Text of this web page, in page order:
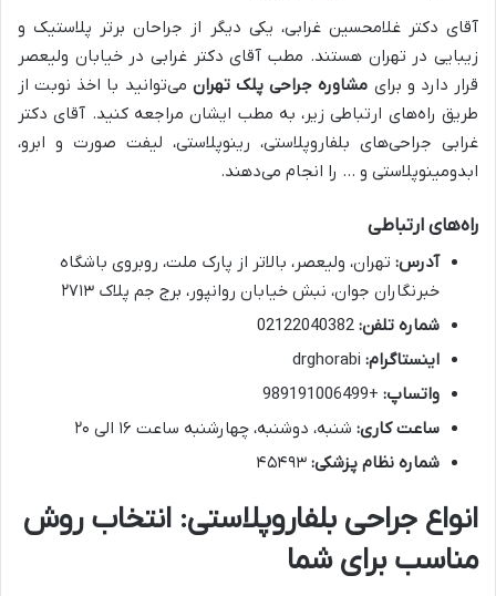
آقای دکتر غلامحسین غرابی، یکی دیگر از جراحان برتر پلاستیک و
زیبایی در تهران هستند. مطب آقای دکتر غرابی در خیابان ولیعصر
قرار دارد و برای مشاوره جراحی پلک تهران می‌توانید با اخذ نوبت از
طریق راه‌های ارتباطی زیر، به مطب ایشان مراجعه کنید. آقای دکتر
غرابی جراحی‌های بلفاروپلاستی، رینوپلاستی، لیفت صورت و ابرو،
ابدومینوپلاستی و … را انجام می‌دهند.
راه‌های ارتباطی
آدرس: تهران، ولیعصر، بالاتر از پارک ملت، روبروی باشگاه
خبرنگاران جوان، نبش خیابان روانپور، برج جم پلاک ۲۷۱۳
شماره تلفن:
اینستاگرام:
واتساپ: +989191006499
ساعت کاری: شنبه، دوشنبه، چهارشنبه ساعت ۱۶ الی ۲۰
شماره نظام پزشکی:
انواع جراحی بلفاروپلاستی: انتخاب روش
مناسب برای شما